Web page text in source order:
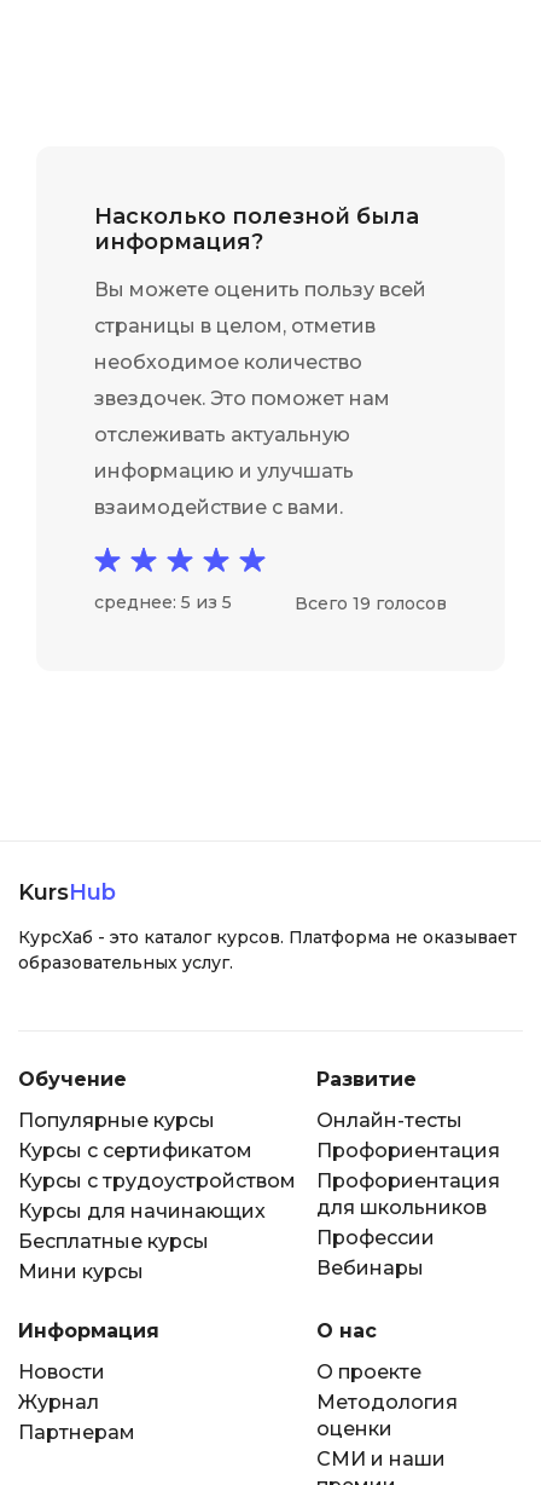
Насколько полезной была
информация?
Вы можете оценить пользу всей
страницы в целом, отметив
необходимое количество
звездочек. Это поможет нам
отслеживать актуальную
информацию и улучшать
взаимодействие с вами.
среднее: 5 из 5 Всего 19 голосов
KursHub
КурсХаб - это каталог курсов. Платформа не оказывает
образовательных услуг.
Обучение
Популярные курсы
Курсы с сертификатом
Курсы с трудоустройством
Курсы для начинающих
Бесплатные курсы
Мини курсы
Развитие
Онлайн-тесты
Профориентация
Профориентация
для школьников
Профессии
Вебинары
Информация
Новости
Журнал
Партнерам
О нас
О проекте
Методология
оценки
СМИ и наши